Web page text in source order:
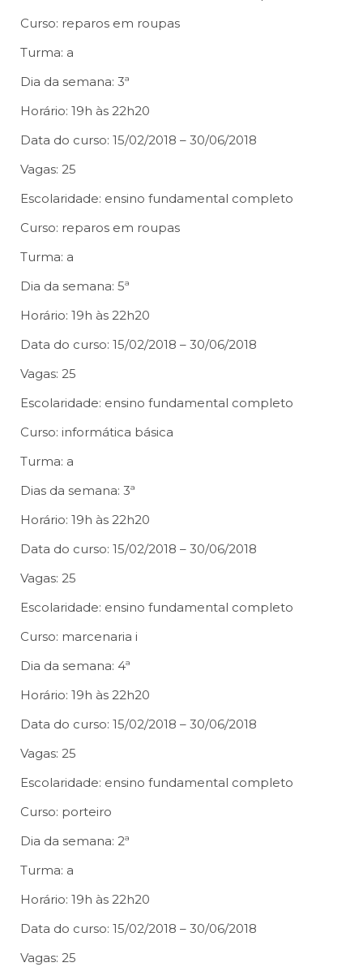
Curso: reparos em roupas
Turma: a
Dia da semana: 3ª
Horário: 19h às 22h20
Data do curso: 15/02/2018 – 30/06/2018
Vagas: 25
Escolaridade: ensino fundamental completo
Curso: reparos em roupas
Turma: a
Dia da semana: 5ª
Horário: 19h às 22h20
Data do curso: 15/02/2018 – 30/06/2018
Vagas: 25
Escolaridade: ensino fundamental completo
Curso: informática básica
Turma: a
Dias da semana: 3ª
Horário: 19h às 22h20
Data do curso: 15/02/2018 – 30/06/2018
Vagas: 25
Escolaridade: ensino fundamental completo
Curso: marcenaria i
Dia da semana: 4ª
Horário: 19h às 22h20
Data do curso: 15/02/2018 – 30/06/2018
Vagas: 25
Escolaridade: ensino fundamental completo
Curso: porteiro
Dia da semana: 2ª
Turma: a
Horário: 19h às 22h20
Data do curso: 15/02/2018 – 30/06/2018
Vagas: 25